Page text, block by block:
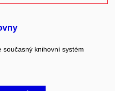
současný knihovní systém